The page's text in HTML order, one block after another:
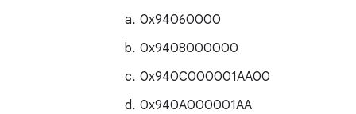
0x94060000
0x9408000000
0x940C000001AA00
0x940A000001AA